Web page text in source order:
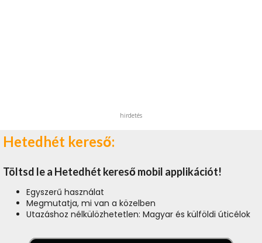
hirdetés
Hetedhét kereső:
Töltsd le a Hetedhét kereső mobil applikációt!
Egyszerű használat
Megmutatja, mi van a közelben
Utazáshoz nélkülözhetetlen: Magyar és külföldi úticélok